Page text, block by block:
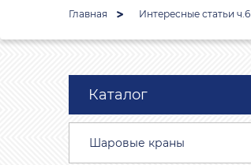
Главная Интересные статьи ч.6
Каталог
Шаровые краны